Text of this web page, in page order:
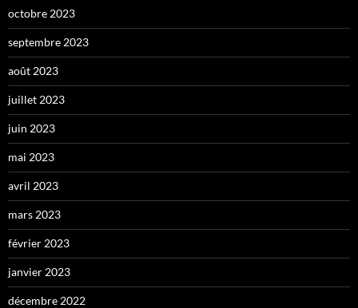
octobre 2023
septembre 2023
août 2023
juillet 2023
juin 2023
mai 2023
avril 2023
mars 2023
février 2023
janvier 2023
décembre 2022